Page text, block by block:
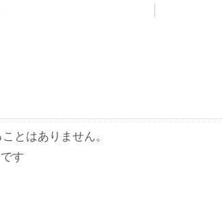
とはありません。
す